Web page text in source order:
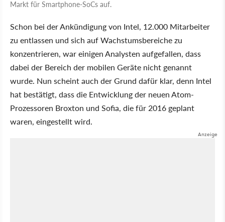
Markt für Smartphone-SoCs auf.
Schon bei der Ankündigung von Intel, 12.000 Mitarbeiter
zu entlassen und sich auf Wachstumsbereiche zu
konzentrieren, war einigen Analysten aufgefallen, dass
dabei der Bereich der mobilen Geräte nicht genannt
wurde. Nun scheint auch der Grund dafür klar, denn Intel
hat bestätigt, dass die Entwicklung der neuen Atom-
Prozessoren Broxton und Sofia, die für 2016 geplant
waren, eingestellt wird.